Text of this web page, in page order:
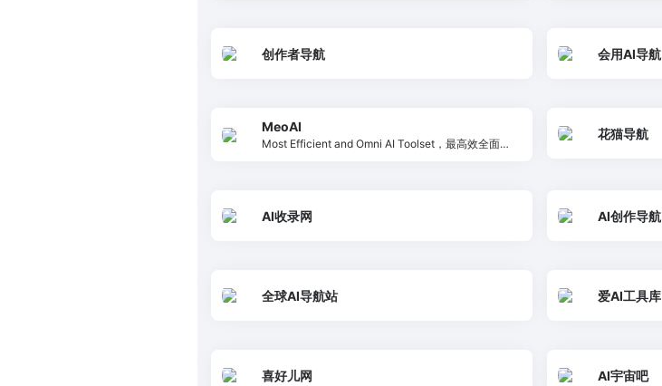
创作者导航 会用AI导航
MeoAI
Most Efficient and Omni AI Toolset，最高效全面的
花猫导航
AI收录网 AI创作导航
全球AI导航站 爱AI工具库
喜好儿网 AI宇宙吧